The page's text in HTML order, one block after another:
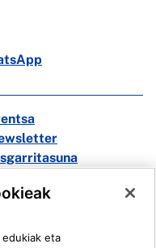
eta